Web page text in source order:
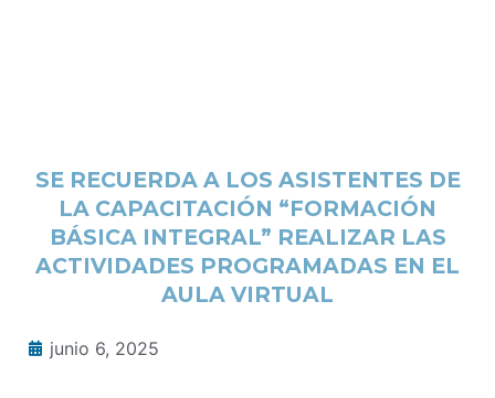
SE RECUERDA A LOS ASISTENTES DE
LA CAPACITACIÓN “FORMACIÓN
BÁSICA INTEGRAL” REALIZAR LAS
ACTIVIDADES PROGRAMADAS EN EL
AULA VIRTUAL
junio 6, 2025